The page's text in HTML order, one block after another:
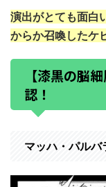
演出がとても面白
からか召喚したケ
【漆黒の脳
認！
マッハ・パルバ